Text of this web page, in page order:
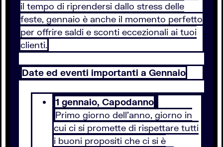
il tempo di riprendersi dallo stress delle
feste, gennaio è anche il momento perfetto
per offrire saldi e sconti eccezionali ai tuoi
clienti.
Date ed eventi importanti a Gennaio
1 gennaio, Capodanno
Primo giorno dell’anno, giorno in
cui ci si promette di rispettare tutti
i buoni propositi che ci si è